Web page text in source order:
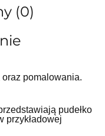
(0)
pomalowania.
pudełko
przykładowej